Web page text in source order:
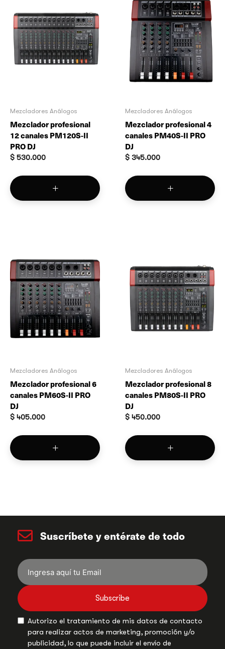
Mezcladores Análogos
Mezclador profesional
12 canales PM120S-II
PRO DJ
$ 530.000
Mezcladores Análogos
Mezclador profesional 4
canales PM40S-II PRO
DJ
$ 345.000
Mezcladores Análogos
Mezclador profesional 6
canales PM60S-II PRO
DJ
$ 405.000
Mezcladores Análogos
Mezclador profesional 8
canales PM80S-II PRO
DJ
$ 450.000
Suscríbete y entérate de todo
Subscribe
Autorizo el tratamiento de mis datos de contacto
para realizar actos de marketing, promoción y/o
publicidad, lo que puede incluir el envío de